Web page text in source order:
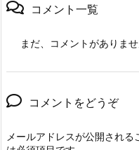
コメント一覧
まだ、コメントがありま
コメントをどうぞ
メールアドレスが公開される